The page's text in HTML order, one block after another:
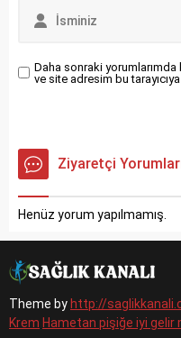
Daha sonraki yorumlarımda
ve site adresim bu
Ziyaretçi
Henüz yorum yapılmamış.
Theme by http://
Krem Hametan pişiğe iyi gelir